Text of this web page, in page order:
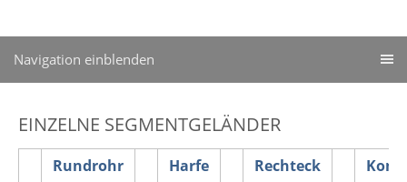
Navigation einblenden
EINZELNE SEGMENTGELÄNDER
Rundrohr Harfe Rechteck